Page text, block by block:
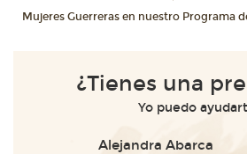
Mujeres Guerreras en nuestro Programa
¿Tienes una
Yo puedo
Alejandra Abarca